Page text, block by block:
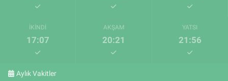
İKINDI
17:07
AKŞAM
20:21
YATSI
21:56
Aylık Vakitler